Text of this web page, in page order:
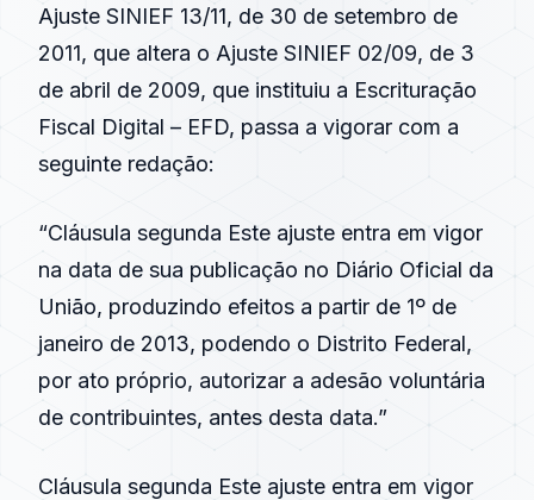
Ajuste SINIEF 13/11, de 30 de setembro de
2011, que altera o Ajuste SINIEF 02/09, de 3
de abril de 2009, que instituiu a Escrituração
Fiscal Digital – EFD, passa a vigorar com a
seguinte redação:
“Cláusula segunda Este ajuste entra em vigor
na data de sua publicação no Diário Oficial da
União, produzindo efeitos a partir de 1º de
janeiro de 2013, podendo o Distrito Federal,
por ato próprio, autorizar a adesão voluntária
de contribuintes, antes desta data.”
Cláusula segunda Este ajuste entra em vigor